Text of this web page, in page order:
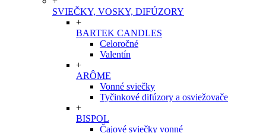
SVIEČKY, VOSKY, DIFÚZORY
+
BARTEK CANDLES
Celoročné
Valentín
+
ARÔME
Vonné sviečky
Tyčinkové difúzory a osviežovače
+
BISPOL
Čajové sviečky vonné